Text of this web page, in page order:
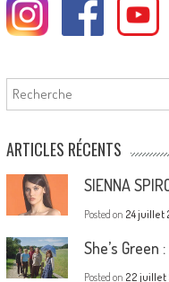
Rechercher
ARTICLES RÉCENTS
SIENNA
Posted on 24 juillet
She’s Green
Posted on 22 juillet